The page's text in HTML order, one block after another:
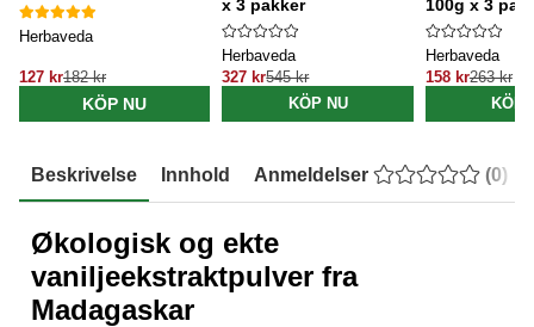
Herbaveda
127 kr182 kr
KÖP NU
x 3 pakker
Herbaveda
327 kr545 kr
KÖP NU
100g x 3
Herbaveda
158 kr263 kr
KÖP
Beskrivelse Innhold Anmeldelser (0)
Økologisk og ekte
vaniljeekstraktpulver fra
Madagaskar